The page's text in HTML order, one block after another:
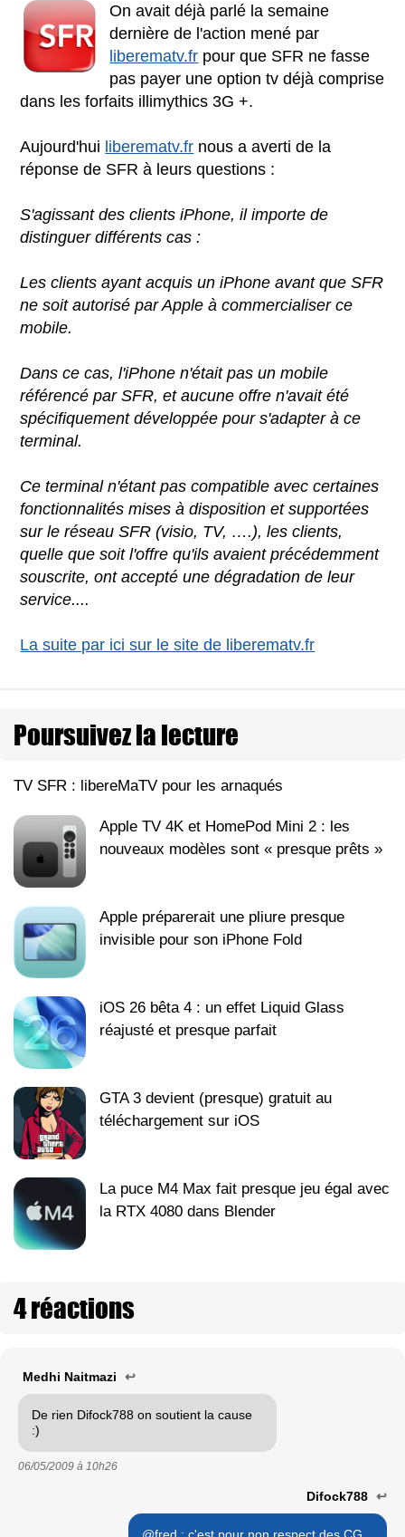
On avait déjà parlé la semaine
dernière de l'action mené par
liberematv.fr pour que SFR ne fasse
pas payer une option tv déjà comprise
dans les forfaits illimythics 3G +.
Aujourd'hui liberematv.fr nous a averti de la
réponse de SFR à leurs questions :
S'agissant des clients iPhone, il importe de
distinguer différents cas :
Les clients ayant acquis un iPhone avant que SFR
ne soit autorisé par Apple à commercialiser ce
mobile.
Dans ce cas, l'iPhone n'était pas un mobile
référencé par SFR, et aucune offre n'avait été
spécifiquement développée pour s'adapter à ce
terminal.
Ce terminal n'étant pas compatible avec certaines
fonctionnalités mises à disposition et supportées
sur le réseau SFR (visio, TV, ….), les clients,
quelle que soit l'offre qu'ils avaient précédemment
souscrite, ont accepté une dégradation de leur
service....
La suite par ici sur le site de liberematv.fr
Poursuivez la lecture
TV SFR : libereMaTV pour les arnaqués
Apple TV 4K et HomePod Mini 2 : les
nouveaux modèles sont « presque prêts »
Apple préparerait une pliure presque
invisible pour son iPhone Fold
iOS 26 bêta 4 : un effet Liquid Glass
réajusté et presque parfait
GTA 3 devient (presque) gratuit au
téléchargement sur iOS
La puce M4 Max fait presque jeu égal avec
la RTX 4080 dans Blender
4 réactions
Medhi Naitmazi ↩
De rien Difock788 on soutient la cause
:)
06/05/2009 à 10h26
Difock788 ↩
@fred : c'est pour non respect des CG